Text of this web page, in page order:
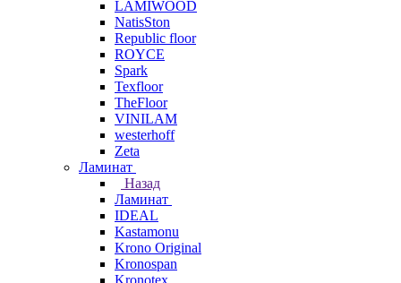
LAMIWOOD
NatisSton
Republic floor
ROYCE
Spark
Texfloor
TheFloor
VINILAM
westerhoff
Zeta
Ламинат
Назад
Ламинат
IDEAL
Kastamonu
Krono Original
Kronospan
Kronotex